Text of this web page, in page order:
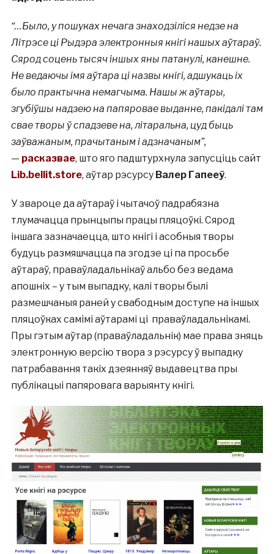
“…Было, у пошуках нечага знаходзіліся недзе на
Літрэсе ці Рыдэра электронныя кнігі нашых аўтараў.
Сярод соцень тысяч іншых яны патанулі, канешне.
Не ведаючы імя аўтара ці назвы кнігі, адшукаць іх
было практычна немагчыма. Нашы ж аўтары,
згубіўшы надзею на папяровае выданне, пакідалі там
свае творы ў спадзеве на, літаральна, цуд быць
заўважаным, прачытаным і адзначаным”,
— расказвае, што яго падштурхнула запусціць сайт
Lib.bellit.store, аўтар рэсурсу Валер Гапееў.
У звароце да аўтараў і чытачоў падрабязна
тлумачацца прынцыпы працы пляцоўкі. Сярод
іншага зазначаецца, што кнігі і асобныя творы
будуць размяшчацца па згодзе ці па просьбе
аўтараў, праваўладальнікаў альбо без ведама
апошніх – у тым выпадку, калі творы былі
размешчаныя раней у свабодным доступе на іншых
пляцоўках самімі аўтарамі ці праваўладальнікамі.
Пры гэтым аўтар (праваўладальнік) мае права зняць
электронную версію твора з рэсурсу ў выпадку
патрабавання такіх дзеянняў выдавецтва пры
публікацыі папяровага варыянту кнігі.